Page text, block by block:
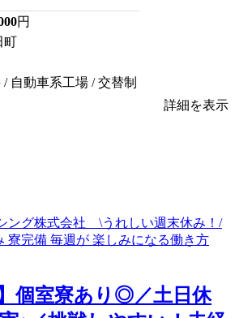
円
町
自動車系工場 / 交替制
詳細を表示
個室寮あり◎／土日休